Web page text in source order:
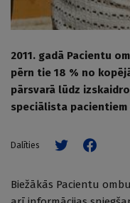
2011. gadā Pacientu
pērn tie 18 % no
pārsvarā lūdz
speciālista pacientiem
Dalīties
Biežākās Pacientu